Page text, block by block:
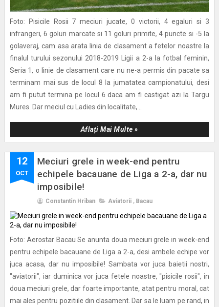
Foto: Pisicile Rosii 7 meciuri jucate, 0 victorii, 4 egaluri si 3
infrangeri, 6 goluri marcate si 11 goluri primite, 4 puncte si -5 la
golaveraj, cam asa arata linia de clasament a fetelor noastre la
finalul turului sezonului 2018-2019 Ligii a 2-a la fotbal feminin,
Seria 1, o linie de clasament care nu ne-a permis din pacate sa
terminam mai sus de locul 8 la jumatatea campionatului, desi
am fi putut termina pe locul 6 daca am fi castigat azi la Targu
Mures. Dar meciul cu Ladies din localitate,...
Aflați Mai Multe »
12
OCT
Meciuri grele in week-end pentru
echipele bacauane de Liga a 2-a, dar nu
imposibile!
Constantin Hriban Aviatorii , Bacau
Foto: Aerostar Bacau Se anunta doua meciuri grele in week-end
pentru echipele bacauane de Liga a 2-a, desi ambele echipe vor
juca acasa, dar nu imposibile! Sambata vor juca baietii nostri,
"aviatorii", iar duminica vor juca fetele noastre, "pisicile rosii", in
doua meciuri grele, dar foarte importante, atat pentru moral, cat
mai ales pentru pozitiile din clasament. Dar sa le luam pe rand, in